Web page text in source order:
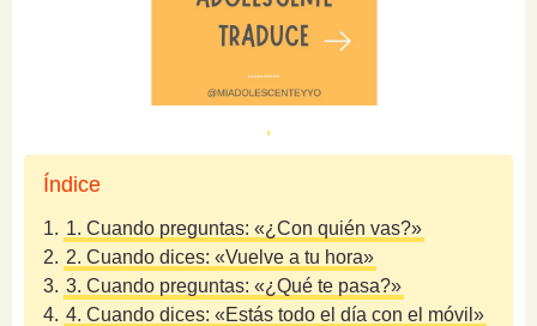
Índice
1. 1. Cuando preguntas: «¿Con quién vas?»
2. 2. Cuando dices: «Vuelve a tu hora»
3. 3. Cuando preguntas: «¿Qué te pasa?»
4. 4. Cuando dices: «Estás todo el día con el móvil»